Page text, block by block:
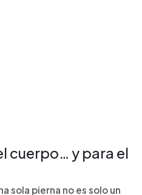
cuerpo… y para el
sola pierna no es solo un